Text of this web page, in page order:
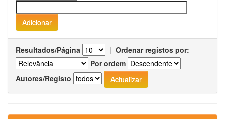
Resultados/Página | Ordenar registos por:
Por ordem
Autores/Registo